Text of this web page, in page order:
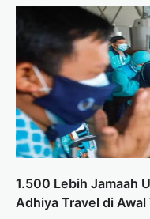
1.500 Lebih Jamaah
Adhiya Travel di